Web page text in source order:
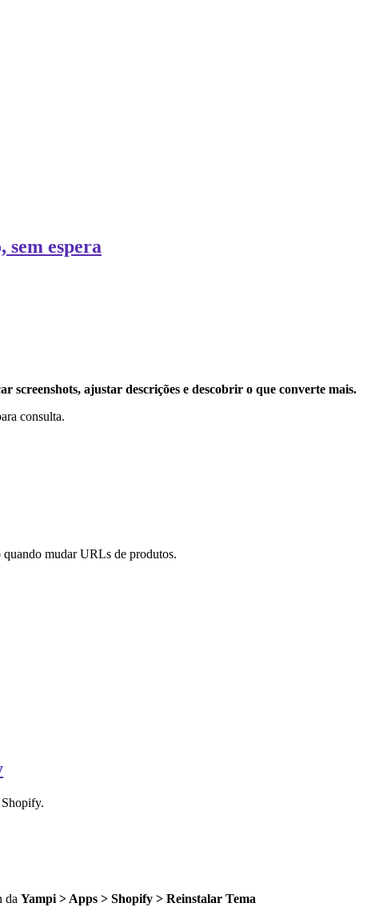
sem espera
screenshots, ajustar descrições e descobrir o que converte mais.
consulta.
quando mudar URLs de produtos.
da Yampi > Apps > Shopify > Reinstalar Tema